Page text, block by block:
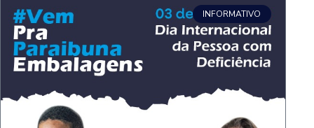
INFORMATIVO